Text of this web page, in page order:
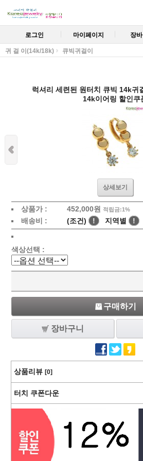
로그인 마이페이지 장
귀 걸 이(14k/18k) 큐빅귀걸이
럭셔리 세련된 원터치 큐빅 14k귀
14k이어링 할인쿠
상세보기
상품가 : 452,000원 적립금:1%
배송비 : (조건) ! 지역별 !
색상선택 :
구매하기
장바구니
상품리뷰 [0]
터치 쿠폰다운